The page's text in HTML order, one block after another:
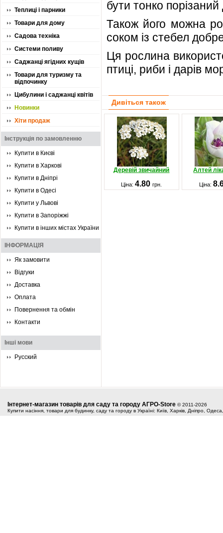
Теплиці і парники
Товари для дому
Садова техніка
Системи поливу
Саджанці ягідних кущів
Товари для туризму та
відпочинку
Цибулини і саджанці квітів
Новинки
Хіти продаж
Інструкція по замовленню
Купити в Києві
Купити в Харкові
Купити в Дніпрі
Купити в Одесі
Купити у Львові
Купити в Запоріжжі
Купити в інших містах України
ІНФОРМАЦІЯ
Як замовити
Відгуки
Доставка
Оплата
Повернення та обмін
Контакти
Інші мови
Русский
бути тонко
Також його можна
соком із стебел
Ця рослина
птиці, риби і дарів
Дивіться також
Деревій звичайний Алтей
Ціна:4.80грн. Ціна:
Інтернет-магазин товарів для саду та городу АГРО-Store © 2011-2026
Купити насіння, товари для будинку, саду та городу в Україні: Київ, Харків, Дніпро,